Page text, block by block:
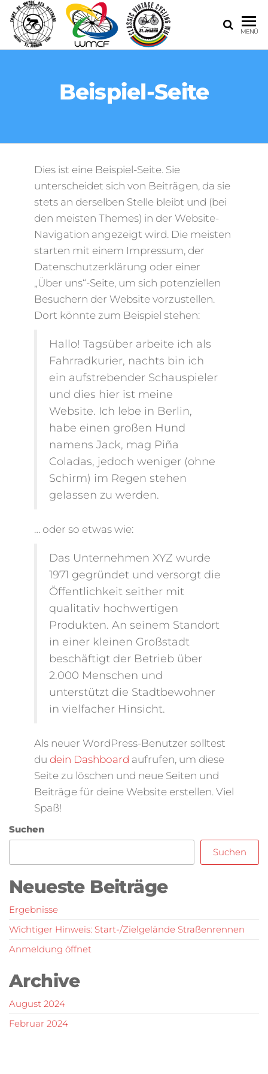
MENÜ
Beispiel-Seite
Dies ist eine Beispiel-Seite. Sie
unterscheidet sich von Beiträgen, da sie
stets an derselben Stelle bleibt und (bei
den meisten Themes) in der Website-
Navigation angezeigt wird. Die meisten
starten mit einem Impressum, der
Datenschutzerklärung oder einer
„Über uns“-Seite, um sich potenziellen
Besuchern der Website vorzustellen.
Dort könnte zum Beispiel stehen:
Hallo! Tagsüber arbeite ich als
Fahrradkurier, nachts bin ich
ein aufstrebender Schauspieler
und dies hier ist meine
Website. Ich lebe in Berlin,
habe einen großen Hund
namens Jack, mag Piña
Coladas, jedoch weniger (ohne
Schirm) im Regen stehen
gelassen zu werden.
… oder so etwas wie:
Das Unternehmen XYZ wurde
1971 gegründet und versorgt die
Öffentlichkeit seither mit
qualitativ hochwertigen
Produkten. An seinem Standort
in einer kleinen Großstadt
beschäftigt der Betrieb über
2.000 Menschen und
unterstützt die Stadtbewohner
in vielfacher Hinsicht.
Als neuer WordPress-Benutzer solltest
du dein Dashboard aufrufen, um diese
Seite zu löschen und neue Seiten und
Beiträge für deine Website erstellen. Viel
Spaß!
Suchen
Suchen
Neueste Beiträge
Ergebnisse
Wichtiger Hinweis: Start-/Zielgelände Straßenrennen
Anmeldung öffnet
Archive
August 2024
Februar 2024